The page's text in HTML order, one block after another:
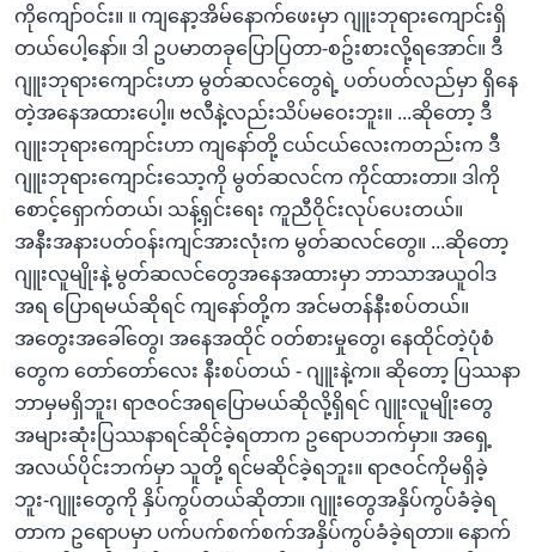
ကိုကျော်ဝင်း။ ။ ကျနော့အိမ်နောက်ဖေးမှာ ဂျူးဘုရားကျောင်းရှိ
တယ်ပေါ့နော်။ ဒါ ဥပမာတခုပြောပြတာ-စဥ်းစားလို့ရအောင်။ ဒီ
ဂျူးဘုရားကျောင်းဟာ မွတ်ဆလင်တွေရဲ့ ပတ်ပတ်လည်မှာ ရှိနေ
တဲ့အနေအထားပေါ့။ ဗလီနဲ့လည်းသိပ်မဝေးဘူး။ ...ဆိုတော့ ဒီ
ဂျူးဘုရားကျောင်းဟာ ကျနော်တို့ ငယ်ငယ်လေးကတည်းက ဒီ
ဂျူးဘုရားကျောင်းသော့ကို မွတ်ဆလင်က ကိုင်ထားတာ။ ဒါကို
စောင့်ရှောက်တယ်၊ သန့်ရှင်းရေး ကူညီဝိုင်းလုပ်ပေးတယ်။
အနီးအနားပတ်ဝန်းကျင်အားလုံးက မွတ်ဆလင်တွေ။ ...ဆိုတော့
ဂျူးလူမျိုးနဲ့ မွတ်ဆလင်တွေအနေအထားမှာ ဘာသာအယူဝါဒ
အရ ပြောရမယ်ဆိုရင် ကျနော်တို့က အင်မတန်နီးစပ်တယ်။
အတွေးအခေါ်တွေ၊ အနေအထိုင် ဝတ်စားမှုတွေ၊ နေထိုင်တဲ့ပုံစံ
တွေက တော်တော်လေး နီးစပ်တယ် - ဂျူးနဲ့က။ ဆိုတော့ ပြဿနာ
ဘာမှမရှိဘူး၊ ရာဇဝင်အရပြောမယ်ဆိုလို့ရှိရင် ဂျူးလူမျိုးတွေ
အများဆုံးပြဿနာရင်ဆိုင်ခဲ့ရတာက ဥရောပဘက်မှာ။ အရှေ့
အလယ်ပိုင်းဘက်မှာ သူတို့ ရင်မဆိုင်ခဲ့ရဘူး။ ရာဇဝင်ကိုမရှိခဲ့
ဘူး-ဂျူးတွေကို နှိပ်ကွပ်တယ်ဆိုတာ။ ဂျူးတွေအနှိပ်ကွပ်ခံခဲ့ရ
တာက ဥရောပမှာ ပက်ပက်စက်စက်အနှိပ်ကွပ်ခံခဲ့ရတာ။ နောက်